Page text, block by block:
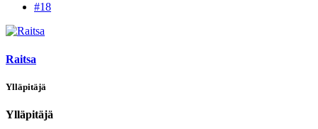
#18
Raitsa
Ylläpitäjä
Ylläpitäjä